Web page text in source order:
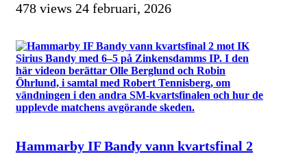
478 views 24 februari, 2026
Hammarby IF Bandy vann kvartsfinal 2